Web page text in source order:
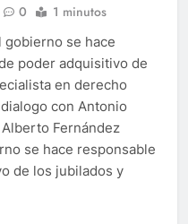
0 1 minutos
gobierno se hace
poder adquisitivo de
en derecho
con Antonio
Fernández
se hace responsable
de los jubilados y